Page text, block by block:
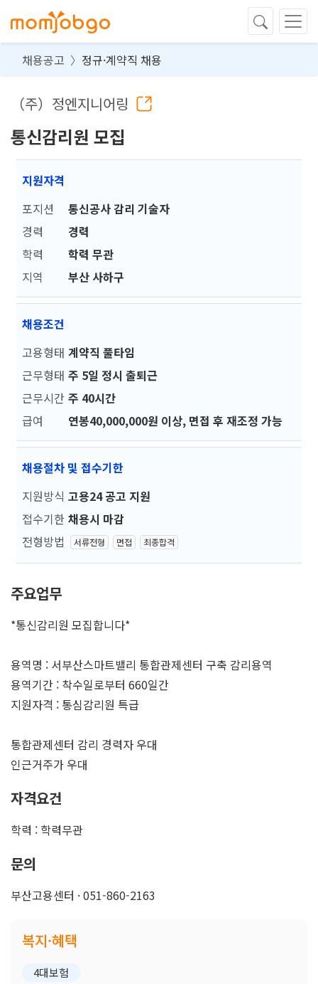
채용공고 정규·계약직 채용
（주）정엔지니어링
통신감리원 모집
지원자격
포지션
통신공사 감리 기술자
경력
경력
학력
학력 무관
지역
부산 사하구
채용조건
고용형태 계약직 풀타임
근무형태 주 5일 정시 출퇴근
근무시간 주 40시간
급여
연봉40,000,000원 이상, 면접 후 재조정 가능
채용절차 및 접수기한
지원방식 고용24 공고 지원
접수기한 채용시 마감
전형방법
서류전형 면접 최종합격
주요업무
*통신감리원 모집합니다*
용역명 : 서부산스마트밸리 통합관제센터 구축 감리용역
용역기간 : 착수일로부터 660일간
지원자격 : 통심감리원 특급
통합관제센터 감리 경력자 우대
인근거주가 우대
자격요건
학력 : 학력무관
문의
부산고용센터 · 051-860-2163
복지·혜택
4대보험